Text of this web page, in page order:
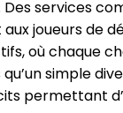
Des services
joueurs de
où chaque
simple
permettant